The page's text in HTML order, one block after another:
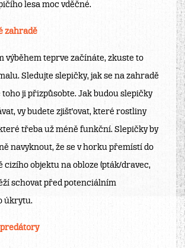
lesa moc vděčné.
zahradě
výběhem teprve začínáte, zkuste to
Sledujte slepičky, jak se na zahradě
toho ji přizpůsobte. Jak budou slepičky
vy budete zjišťovat, které rostliny
třeba už méně funkční. Slepičky by
navyknout, že se v horku přemístí do
cizího objektu na obloze (pták/dravec,
schovat před potenciálním
úkrytu.